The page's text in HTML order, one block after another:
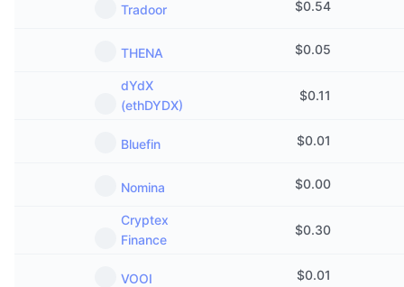
Tradoor $0.54
THENA $0.05
dYdX
(ethDYDX)
$0.11
Bluefin $0.01
Nomina $0.00
Cryptex
Finance
$0.30
VOOI $0.01